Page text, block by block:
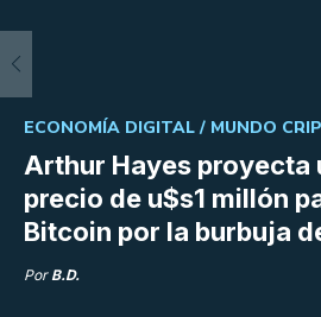
Arthur Hayes proyecta
precio de u$s1 millón
Bitcoin por la burbuja
ECONOMÍA DIGITAL / MUNDO
Por B.D.